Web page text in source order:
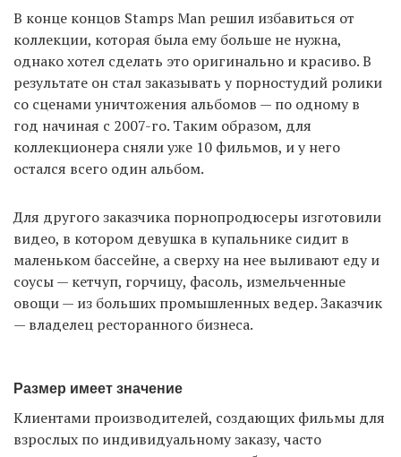
В конце концов Stamps Man решил избавиться от
коллекции, которая была ему больше не нужна,
однако хотел сделать это оригинально и красиво. В
результате он стал заказывать у порностудий ролики
со сценами уничтожения альбомов — по одному в
год начиная с 2007-го. Таким образом, для
коллекционера сняли уже 10 фильмов, и у него
остался всего один альбом.
Для другого заказчика порнопродюсеры изготовили
видео, в котором девушка в купальнике сидит в
маленьком бассейне, а сверху на нее выливают еду и
соусы — кетчуп, горчицу, фасоль, измельченные
овощи — из больших промышленных ведер. Заказчик
— владелец ресторанного бизнеса.
Размер имеет значение
Клиентами производителей, создающих фильмы для
взрослых по индивидуальному заказу, часто